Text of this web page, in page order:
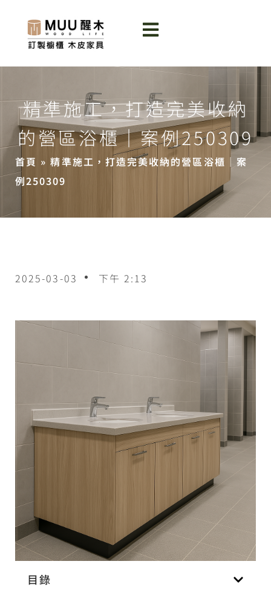
精準施工，打造完美收納
的營區浴櫃｜案例250309
首頁 »精準施工，打造完美收納的營區浴櫃｜案
例250309
2025-03-03 下午 2:13
目錄